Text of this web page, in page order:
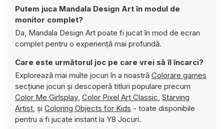
Putem juca Mandala Design Art în modul de
monitor complet?
Da, Mandala Design Art poate fi jucat în mod de ecran
complet pentru o experiență mai profundă.
Care este următorul joc pe care vrei să îl încarci?
Explorează mai multe jocuri în a noastră Colorare games
secțiune jocuri și descoperă titluri populare precum
Color Me Girlsplay, Color Pixel Art Classic, Starving
Artist, și Coloring Objects for Kids - toate disponibile
pentru a fi jucate instant la Y8 Jocuri.